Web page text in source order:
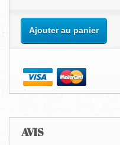
Ajouter au panier
AVIS